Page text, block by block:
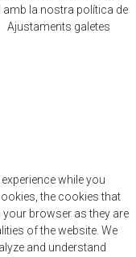
amb la nostra política de
Ajustaments galetes
while you
the cookies that
browser as they are
of the website. We
and understand